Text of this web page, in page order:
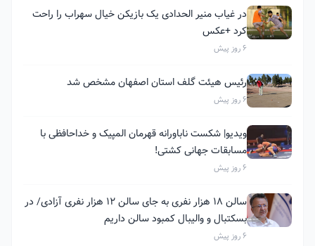
در غیاب منیر الحدادی یک بازیکن خیال سهراب را راحت
کرد +عکس
6 روز پیش
رئیس هیئت گلف استان اصفهان مشخص شد
6 روز پیش
ویدیو| شکست ناباورانه قهرمان المپیک و خداحافظی با
مسابقات جهانی کشتی!
6 روز پیش
سالن ۱۸ هزار نفری به جای سالن ۱۲ هزار نفری آزادی/ در
بسکتبال و والیبال کمبود سالن داریم
6 روز پیش